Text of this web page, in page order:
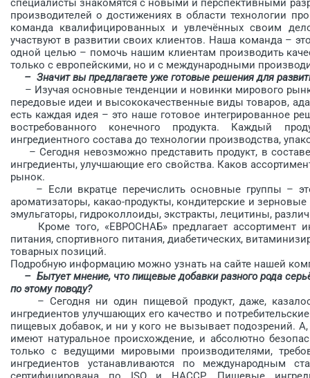
специалисты знакомятся с новыми и перспективными
производителей о достижениях в области технологии
команда квалифицированных и увлечённых своим
участвуют в развитии своих клиентов. Наша команда –
одной целью – помочь нашим клиентам производить
только с европейскими, но и с международными
– Значит вы предлагаете уже готовые решения для
– Изучая основные тенденции и новинки мирового
передовые идеи и высококачественные виды товаров,
есть каждая идея – это наше готовое интегрированное
востребованного конечного продукта. Каждый
ингредиентного состава до технологии производства,
– Сегодня невозможно представить продукт, в
ингредиенты, улучшающие его свойства. Каков
рынок.
– Если вкратце перечислить основные группы –
ароматизаторы, какао-продукты, кондитерские и
эмульгаторы, гидроколлоиды, экстракты, лецитины,
Кроме того, «ЕВРОСНАБ» предлагает ассортимент
питания, спортивного питания, диабетических,
товарных позиций.
Подробную информацию можно узнать на сайте нашей
– Бытует мнение, что пищевые добавки разного рода
по этому поводу?
– Сегодня ни один пищевой продукт, даже,
ингредиентов улучшающих его качество и
пищевых добавок, и ни у кого не вызывает подозрений.
имеют натуральное происхождение, и абсолютно
только с ведущими мировыми производителями,
ингредиентов устанавливаются по международным